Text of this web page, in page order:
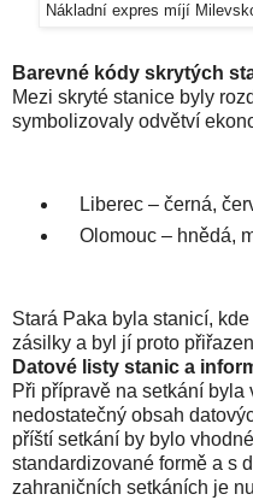
Nákladní expres míjí
Barevné kódy skrytých
Mezi skryté stanice byly
symbolizovaly odvětví
Liberec – černá,
Olomouc – hnědá,
Stará Paka byla stanicí,
zásilky a byl jí proto
Datové listy stanic a
Při přípravě na setkání
nedostatečný obsah
příští setkání by bylo
standardizované formě a s
zahraničních setkáních je